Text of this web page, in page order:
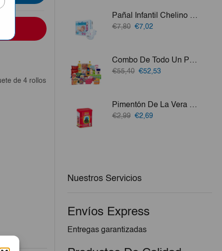
de 4 rollos
€2,30.€1,98.
Pañal Infantil Chelino Talla 2 (3-6kg) 28uds
€7,80 El
€7,80.
€7,02El
€7,02.
Combo De Todo Un Poco
€55,40 El
€55,40.
€52,53El
€52,53.
Pimentón De La Vera Dulce 80g
€2,99 El
€2,69El
Nuestros Servicios
Envíos Express
Entregas garantizadas